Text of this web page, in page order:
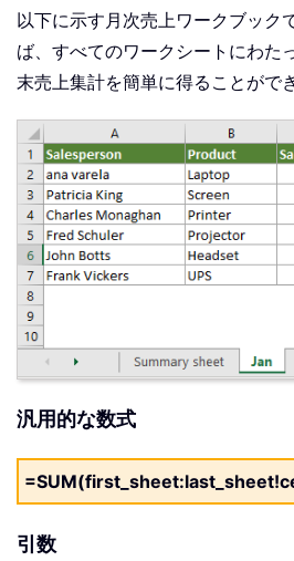
以下に示す月次売上ワークブック
ば、すべてのワークシートにわた
末売上集計を簡単に得ることがで
汎用的な数式
引数